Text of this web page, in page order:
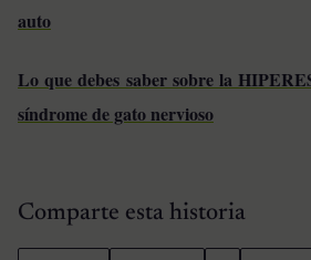
auto
Lo que debes saber sobre la
síndrome de gato nervioso
Comparte esta historia